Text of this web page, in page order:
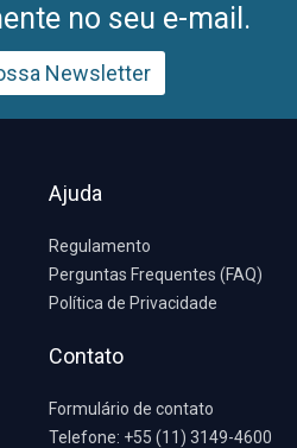
no seu e-mail.
Newsletter
Ajuda
Regulamento
Perguntas Frequentes (FAQ)
Política de Privacidade
Contato
Formulário de contato
Telefone: +55 (11) 3149-4600